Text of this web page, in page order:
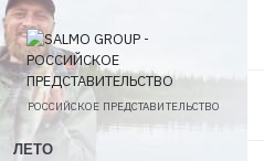
РОССИЙСКОЕ ПРЕДСТАВИТЕЛЬСТВО
ЛЕТО